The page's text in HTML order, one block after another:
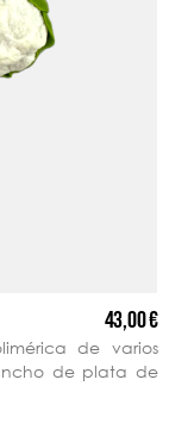
43,00 €
de varios
de plata de